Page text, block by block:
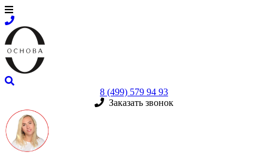
8 (499) 579 94 93
Заказать звонок